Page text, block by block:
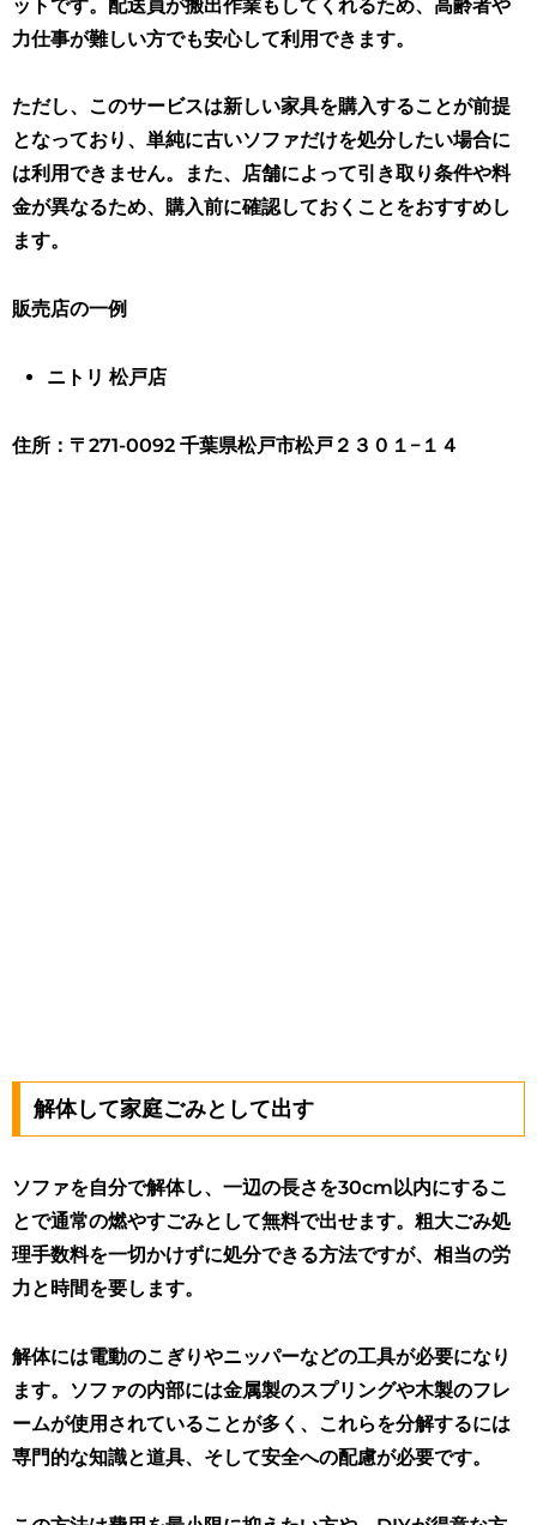
ットです。配送員が搬出作業もしてくれるため、高齢者や
力仕事が難しい方でも安心して利用できます。
ただし、このサービスは新しい家具を購入することが前提
となっており、単純に古いソファだけを処分したい場合に
は利用できません。また、店舗によって引き取り条件や料
金が異なるため、購入前に確認しておくことをおすすめし
ます。
販売店の一例
ニトリ 松戸店
住所：〒271-0092 千葉県松戸市松戸２３０１−１４
解体して家庭ごみとして出す
ソファを自分で解体し、一辺の長さを30cm以内にするこ
とで通常の燃やすごみとして無料で出せます。粗大ごみ処
理手数料を一切かけずに処分できる方法ですが、相当の労
力と時間を要します。
解体には電動のこぎりやニッパーなどの工具が必要になり
ます。ソファの内部には金属製のスプリングや木製のフレ
ームが使用されていることが多く、これらを分解するには
専門的な知識と道具、そして安全への配慮が必要です。